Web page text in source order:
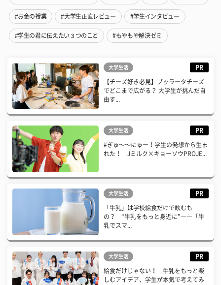
#お金の授業 #大学生正直レビュー #学生インタビュー
#学生の君に伝えたい３つのこと #もやもや解決ゼミ
大学生活 PR
【チーズ好き必見】ブッラータチーズ
でどこまで広がる？ 大学生が挑んだ自
由す...
大学生活 PR
#ぎゅ〜〜にゅー！学生の発想から生ま
れた！ Jミルク×キョーソウPROJE...
大学生活 PR
「牛乳」は学校給食だけで飲むも
の？ “牛乳をもっと身近に”――「牛
乳でスマ...
大学生活 PR
給食だけじゃない！ 牛乳をもっと楽
しむアイデア、学生が本気で考えてみ